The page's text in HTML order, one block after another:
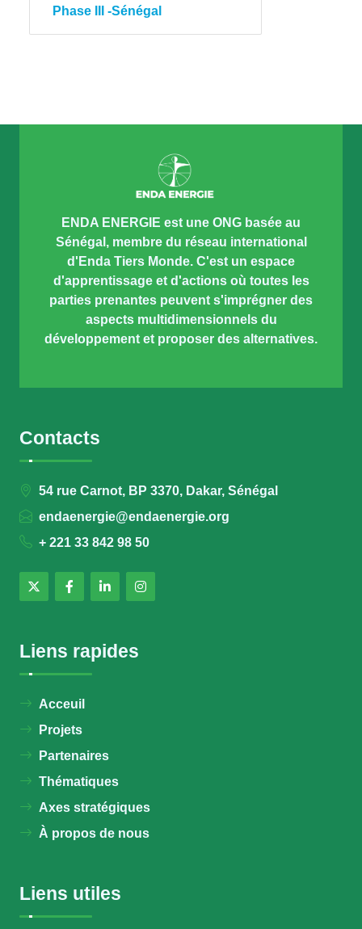
Phase III -Sénégal
ENDA ENERGIE est une ONG basée au
Sénégal, membre du réseau international
d'Enda Tiers Monde. C'est un espace
d'apprentissage et d'actions où toutes les
parties prenantes peuvent s'imprégner des
aspects multidimensionnels du
développement et proposer des alternatives.
Contacts
54 rue Carnot, BP 3370, Dakar, Sénégal
endaenergie@endaenergie.org
+ 221 33 842 98 50
Liens rapides
Acceuil
Projets
Partenaires
Thématiques
Axes stratégiques
À propos de nous
Liens utiles